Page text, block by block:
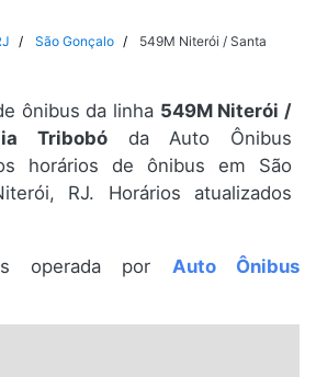
São Gonçalo
549M Niterói / Santa
ônibus da linha 549M Niterói /
Tribobó da Auto Ônibus
horários de ônibus em São
RJ. Horários atualizados
operada por Auto Ônibus